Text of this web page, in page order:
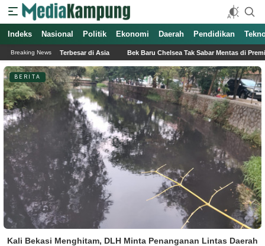
Indeks Nasional Politik Ekonomi Daerah Pendidikan
Breaking News
Pokémon Terbesar di Asia Bek Baru Chelsea Tak Sabar Mentas di Premier
BERITA
Kali Bekasi Menghitam, DLH Minta Penanganan Lintas Daerah